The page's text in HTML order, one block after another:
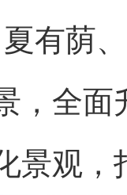
有荫
，全
景观，